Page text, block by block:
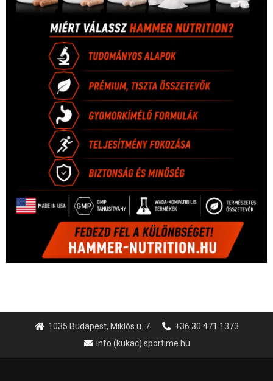
1035 Budapest, Miklós u. 7.
+36 30 471 1373
info (kukac) sportime.hu